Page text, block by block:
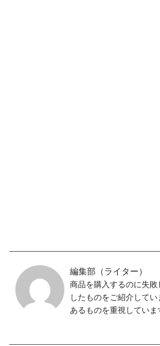
編集部（ライター）
商品を購入するのに失
したものをご紹介して
あるものを重視していま